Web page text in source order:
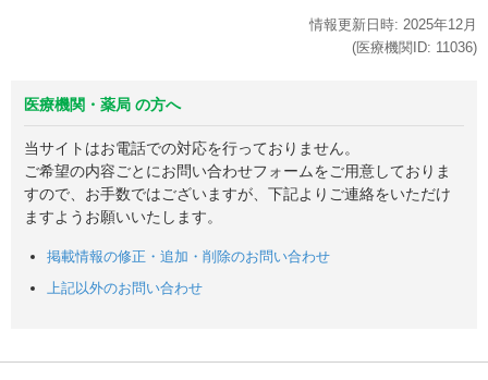
情報更新日時: 2025年12月
(医療機関ID: 11036)
医療機関・薬局 の方へ
当サイトはお電話での対応を行っておりません。
ご希望の内容ごとにお問い合わせフォームをご用意しておりま
すので、お手数ではございますが、下記よりご連絡をいただけ
ますようお願いいたします。
掲載情報の修正・追加・削除のお問い合わせ
上記以外のお問い合わせ